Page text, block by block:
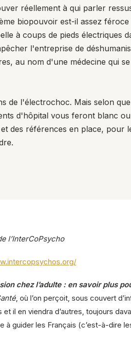
réellement à qui parler
biopouvoir est-il assez
à coups de pieds électriques
l'entreprise de
au nom d'une médecine qui se
de l'électrochoc. Mais selon
d'hôpital vous feront blanc
des références en place, pour
l’InterCoPsycho
chez l’adulte : en savoir plus
, où l’on perçoit, sous couvert
il en viendra d’autres, toujours
guider les Français (c’est-à-dire